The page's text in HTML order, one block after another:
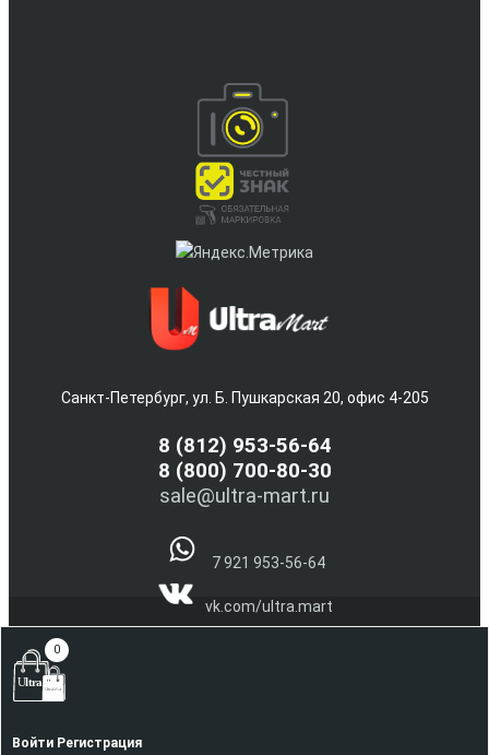
Санкт-Петербург, ул. Б. Пушкарская 20, офис 4-205
8 (812) 953-56-64
8 (800) 700-80-30
sale@ultra-mart.ru
7 921 953-56-64
vk.com/ultra.mart
(С) 2005-2026 Интернет магазин электроники и бытовой
0
Войти Регистрация